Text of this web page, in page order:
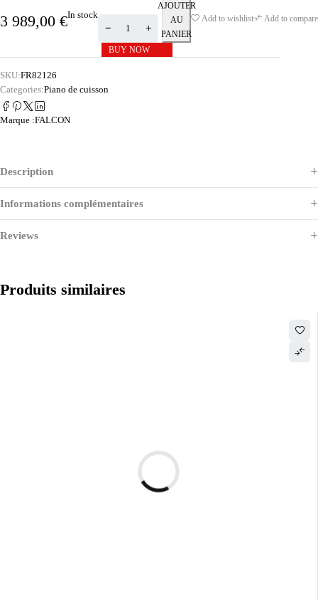
3 989,00 €In stock
AJOUTER
AU
PANIER
BUY NOW
Add to wishlist Add to compare
SKU:FR82126
Categories:Piano de cuisson
Marque :FALCON
Description
Informations complémentaires
Reviews
Produits similaires